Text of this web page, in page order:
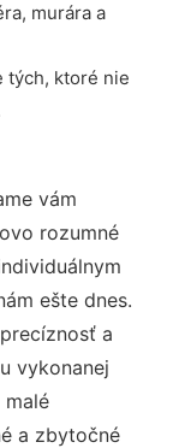
murára a
tých, ktoré nie
vám
rozumné
ešte dnes.
a
vykonanej
malé
a zbytočné